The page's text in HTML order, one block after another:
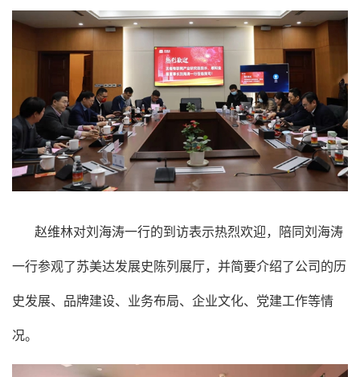
赵维林对刘海涛一行的到访表示热烈欢迎，陪同刘海涛
一行参观了苏美达发展史陈列展厅，并简要介绍了公司的历
史发展、品牌建设、业务布局、企业文化、党建工作等情
况。